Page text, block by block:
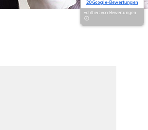
20 Google-Bewertungen
Echtheit von Bewertungen